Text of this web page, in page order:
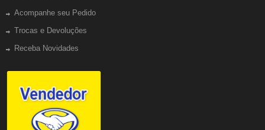
Acompanhe seu Pedido
Trocas e Devoluções
Receba Novidades